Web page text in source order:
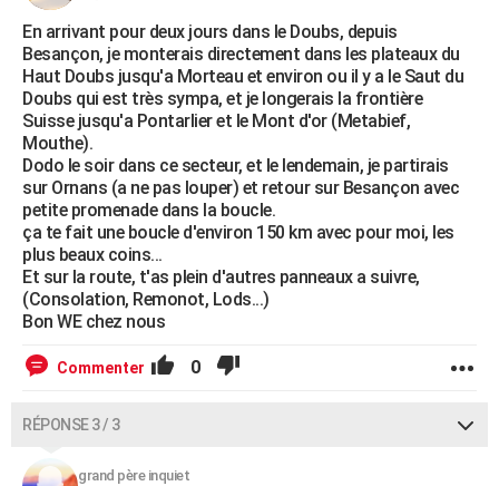
En arrivant pour deux jours dans le Doubs, depuis
Besançon, je monterais directement dans les plateaux du
Haut Doubs jusqu'a Morteau et environ ou il y a le Saut du
Doubs qui est très sympa, et je longerais la frontière
Suisse jusqu'a Pontarlier et le Mont d'or (Metabief,
Mouthe).
Dodo le soir dans ce secteur, et le lendemain, je partirais
sur Ornans (a ne pas louper) et retour sur Besançon avec
petite promenade dans la boucle.
ça te fait une boucle d'environ 150 km avec pour moi, les
plus beaux coins...
Et sur la route, t'as plein d'autres panneaux a suivre,
(Consolation, Remonot, Lods...)
Bon WE chez nous
Commenter 0
RÉPONSE 3 / 3
grand père inquiet